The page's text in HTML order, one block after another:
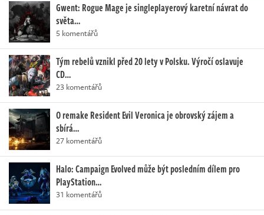
Gwent: Rogue Mage je singleplayerový karetní návrat do
světa…
5 komentářů
Tým rebelů vznikl před 20 lety v Polsku. Výročí oslavuje
CD…
23 komentářů
O remake Resident Evil Veronica je obrovský zájem a
sbírá…
27 komentářů
Halo: Campaign Evolved může být posledním dílem pro
PlayStation…
31 komentářů